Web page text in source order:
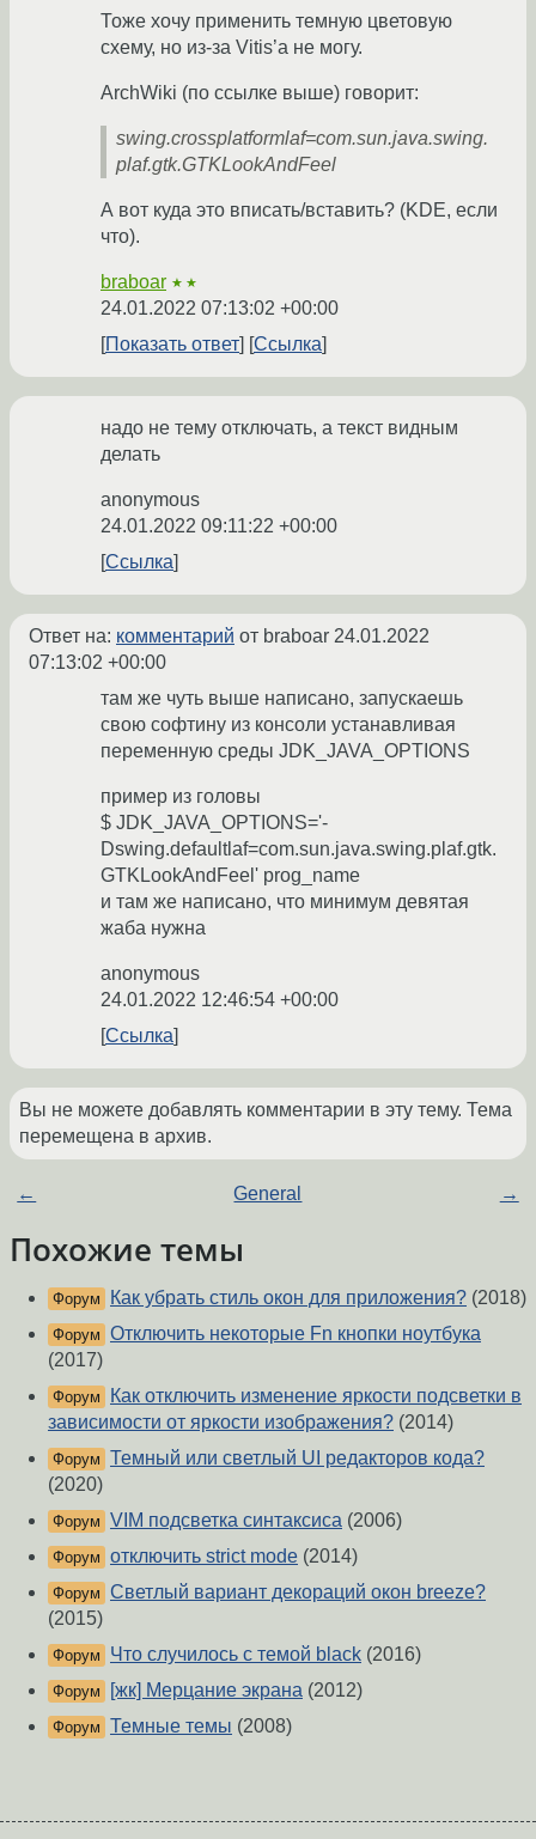
Тоже хочу применить темную цветовую
схему, но из-за Vitis’а не могу.
ArchWiki (по ссылке выше) говорит:
swing.crossplatformlaf=com.sun.java.swing.
plaf.gtk.GTKLookAndFeel
А вот куда это вписать/вставить? (KDE, если
что).
braboar ★★
24.01.2022 07:13:02 +00:00
Показать ответ
Ссылка
надо не тему отключать, а текст видным
делать
anonymous
24.01.2022 09:11:22 +00:00
Ссылка
Ответ на: комментарий от braboar 24.01.2022
07:13:02 +00:00
там же чуть выше написано, запускаешь
свою софтину из консоли устанавливая
переменную среды JDK_JAVA_OPTIONS
пример из головы
$ JDK_JAVA_OPTIONS='-
Dswing.defaultlaf=com.sun.java.swing.plaf.gtk.
GTKLookAndFeel' prog_name
и там же написано, что минимум девятая
жаба нужна
anonymous
24.01.2022 12:46:54 +00:00
Ссылка
Вы не можете добавлять комментарии в эту тему. Тема
перемещена в архив.
← General →
Похожие темы
Форум Как убрать стиль окон для приложения? (2018)
Форум Отключить некоторые Fn кнопки ноутбука
(2017)
Форум
Как отключить изменение яркости подсветки в
зависимости от яркости изображения? (2014)
Форум Темный или светлый UI редакторов кода?
(2020)
Форум VIM подсветка синтаксиса (2006)
Форум отключить strict mode (2014)
Форум Светлый вариант декораций окон breeze?
(2015)
Форум Что случилось с темой black (2016)
Форум [жк] Мерцание экрана (2012)
Форум Темные темы (2008)